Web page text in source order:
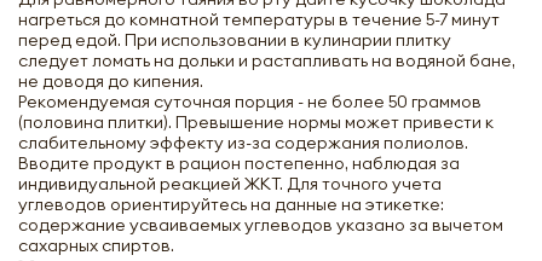
нагреться до комнатной температуры в течение 5-7 минут
перед едой. При использовании в кулинарии плитку
следует ломать на дольки и растапливать на водяной бане,
не доводя до кипения.
Рекомендуемая суточная порция - не более 50 граммов
(половина плитки). Превышение нормы может привести к
слабительному эффекту из-за содержания полиолов.
Вводите продукт в рацион постепенно, наблюдая за
индивидуальной реакцией ЖКТ. Для точного учета
углеводов ориентируйтесь на данные на этикетке:
содержание усваиваемых углеводов указано за вычетом
сахарных спиртов.